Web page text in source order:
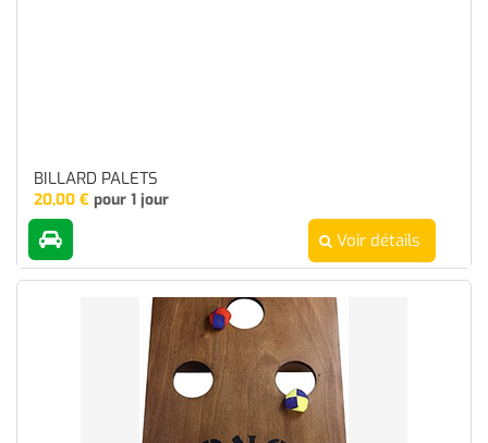
BILLARD PALETS
20,00 € pour 1 jour
Voir détails